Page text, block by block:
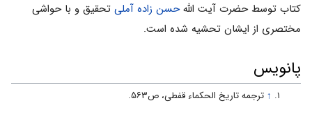
کتاب توسط حضرت آیت اللهحسن زاده آملى تحقیق و با حواشى
مختصرى از ایشان تحشیه شده است.
پانویس
↑ ترجمه تاریخ الحکماء قفطى، ص۵۶۳.